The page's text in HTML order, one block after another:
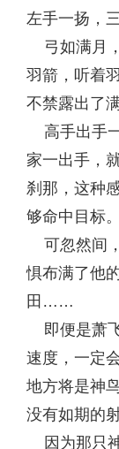
左手一扬，
弓如满月
羽箭，听着
不禁露出了
高手出手
家一出手，
刹那，这种
够命中目标。
可忽然间
惧布满了他
田……
即便是萧
速度，一定
地方将是神
没有如期的
因为那只